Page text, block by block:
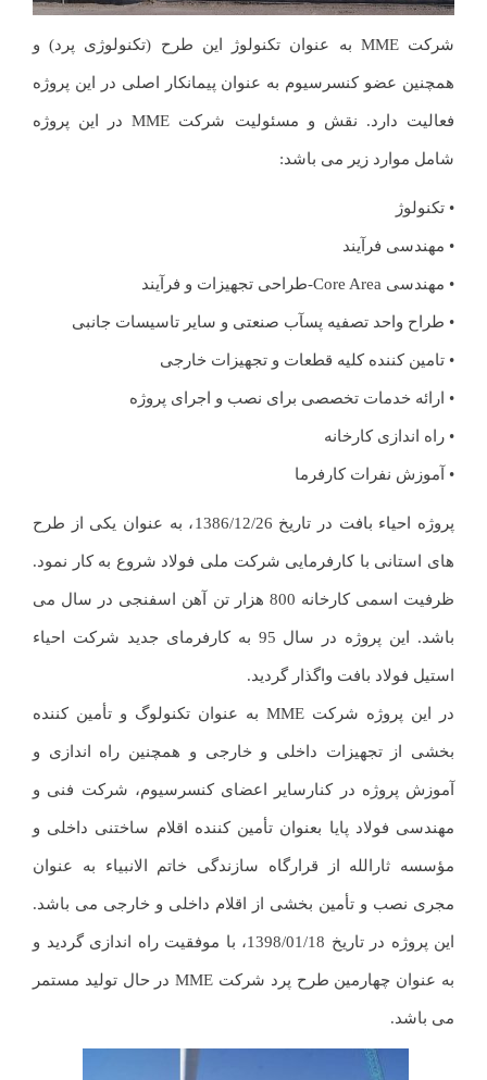
شرکت MME به عنوان تکنولوژ این طرح (تکنولوژی پرد) و
همچنین عضو کنسرسیوم به عنوان پیمانکار اصلی در این پروژه
فعالیت دارد. نقش و مسئولیت شرکت MME در این پروژه
شامل موارد زیر می باشد:
• تکنولوژ
• مهندسی فرآیند
• مهندسی Core Area-طراحی تجهیزات و فرآیند
• طراح واحد تصفیه پسآب صنعتی و سایر تاسیسات جانبی
• تامین کننده کلیه قطعات و تجهیزات خارجی
• ارائه خدمات تخصصی برای نصب و اجرای پروژه
• راه اندازی کارخانه
• آموزش نفرات کارفرما
پروژه احیاء بافت در تاریخ 1386/12/26، به عنوان یکی از طرح
های استانی با کارفرمایی شرکت ملی فولاد شروع به کار نمود.
ظرفیت اسمی کارخانه 800 هزار تن آهن اسفنجی در سال می
باشد. این پروژه در سال 95 به کارفرمای جدید شرکت احیاء
استیل فولاد بافت واگذار گردید.
در این پروژه شرکت MME به عنوان تکنولوگ و تأمین کننده
بخشی از تجهیزات داخلی و خارجی و همچنین راه اندازی و
آموزش پروژه در کنارسایر اعضای کنسرسیوم، شرکت فنی و
مهندسی فولاد پایا بعنوان تأمین کننده اقلام ساختنی داخلی و
مؤسسه ثارالله از قرارگاه سازندگی خاتم الانبیاء به عنوان
مجری نصب و تأمین بخشی از اقلام داخلی و خارجی می باشد.
این پروژه در تاریخ 1398/01/18، با موفقیت راه اندازی گردید و
به عنوان چهارمین طرح پرد شرکت MME در حال تولید مستمر
می باشد.